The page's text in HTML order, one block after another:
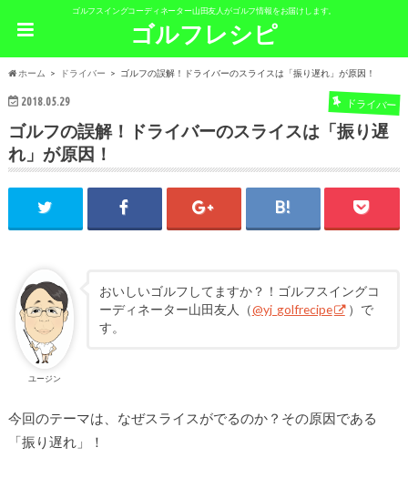
ゴルフスイングコーディネーター山田友人がゴルフ情報をお届けします。
ゴルフレシピ
ホーム ドライバー ゴルフの誤解！ドライバーのスライスは「振り遅れ」が原因！
2018.05.29 ドライバー
ゴルフの誤解！ドライバーのスライスは「振り遅
れ」が原因！
ユージン
おいしいゴルフしてますか？！ゴルフスイングコ
ーディネーター山田友人（@yj_golfrecipe
）で
す。
今回のテーマは、なぜスライスがでるのか？その原因である
「振り遅れ」！